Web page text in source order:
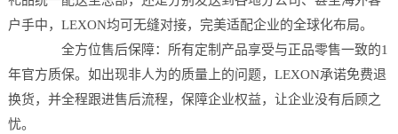
户手中，LEXON均可无缝对接，完美适配企业的全球化布局。
全方位售后保障：所有定制产品享受与正品零售一致的1
年官方质保。如出现非人为的质量上的问题，LEXON承诺免费退
换货，并全程跟进售后流程，保障企业权益，让企业没有后顾之
忧。